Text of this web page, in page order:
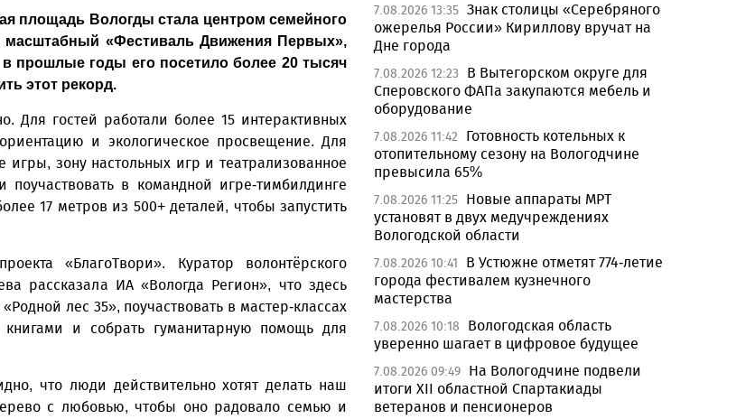
площадь Вологды стала центром семейного
масштабный «Фестиваль Движения Первых»,
прошлые годы его посетило более 20 тысяч
этот рекорд.
гостей работали более 15 интерактивных
и экологическое просвещение. Для
зону настольных игр и театрализованное
поучаствовать в командной игре-тимбилдинге
17 метров из 500+ деталей, чтобы запустить
«БлагоТвори». Куратор волонтёрского
рассказала ИА «Вологда Регион», что здесь
лес 35», поучаствовать в мастер-классах
и собрать гуманитарную помощь для
что люди действительно хотят делать наш
с любовью, чтобы оно радовало семью и
7.08.2026 13:35 Знак столицы «Серебряного
ожерелья России» Кириллову вручат на
Дне города
7.08.2026 12:23
В Вытегорском округе для
Сперовского ФАПа закупаются мебель и
оборудование
7.08.2026 11:42
Готовность котельных к
отопительному сезону на Вологодчине
превысила 65%
7.08.2026 11:25 Новые аппараты МРТ
установят в двух медучреждениях
Вологодской области
7.08.2026 10:41
В Устюжне отметят 774-летие
города фестивалем кузнечного
мастерства
7.08.2026 10:18
Вологодская область
уверенно шагает в цифровое будущее
7.08.2026 09:49 На Вологодчине подвели
итоги XII областной Спартакиады
ветеранов и пенсионеров